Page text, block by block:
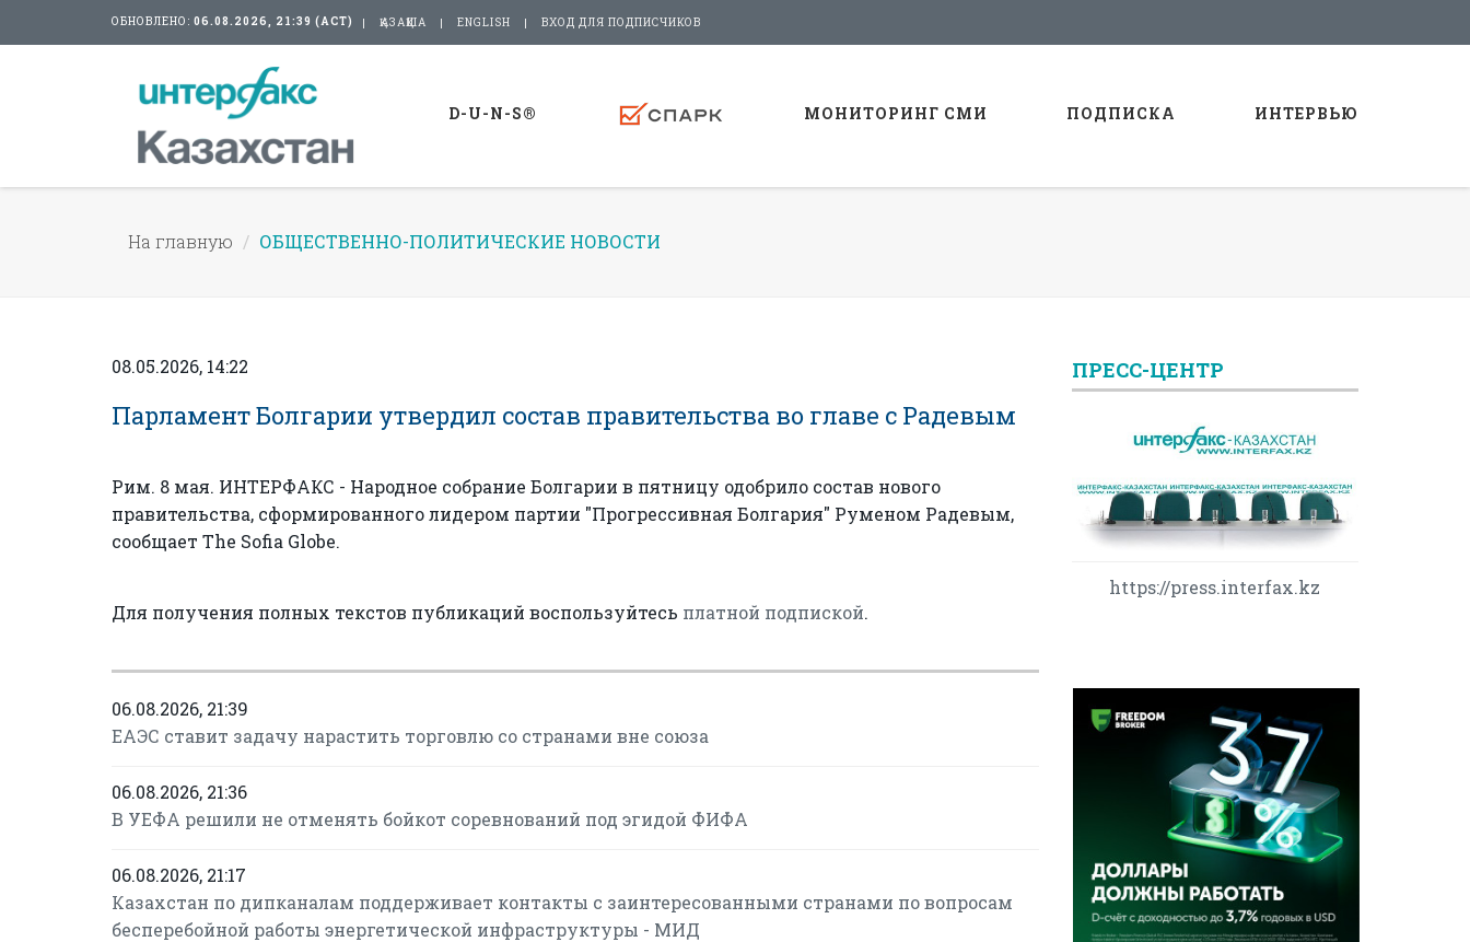
ОБНОВЛЕНО: 06.08.2026, 21:39 (АСТ) ҚАЗАҚША ENGLISH ВХОД ДЛЯ ПОДПИСЧИКОВ
D-U-N-S® МОНИТОРИНГ СМИ ПОДПИСКА ИНТЕРВЬЮ
На главную ОБЩЕСТВЕННО-ПОЛИТИЧЕСКИЕ НОВОСТИ
08.05.2026, 14:22
Парламент Болгарии утвердил состав правительства во главе с Радевым
Рим. 8 мая. ИНТЕРФАКС - Народное собрание Болгарии в пятницу одобрило состав нового
правительства, сформированного лидером партии "Прогрессивная Болгария" Руменом Радевым,
сообщает The Sofia Globe.
Для получения полных текстов публикаций воспользуйтесь платной подпиской.
06.08.2026, 21:39
ЕАЭС ставит задачу нарастить торговлю со странами вне союза
06.08.2026, 21:36
В УЕФА решили не отменять бойкот соревнований под эгидой ФИФА
06.08.2026, 21:17
Казахстан по дипканалам поддерживает контакты с заинтересованными странами по вопросам
бесперебойной работы энергетической инфраструктуры - МИД
ПРЕСС-ЦЕНТР
https://press.interfax.kz